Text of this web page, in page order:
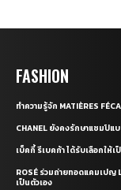
FASHION
ทำความรู้จัก MATIÈRES
CHANEL ยังคงรักษาแชมป์แ
เบ็คกี้ รีเบคก้า ได้รับเลือกให้
ROSÉ ร่วมถ่ายทอดแคมเปญ
เป็นตัวเอง